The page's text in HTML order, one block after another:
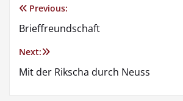
Previous:
Brieffreundschaft
Next:
Mit der Rikscha durch Neuss